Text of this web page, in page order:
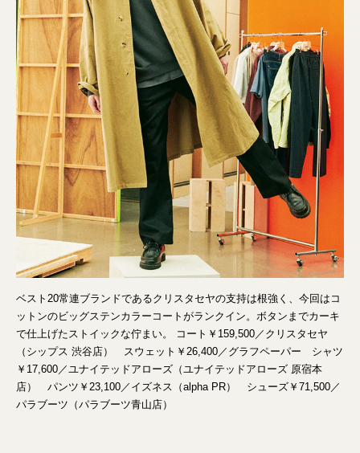
ベスト20常連ブランドであるクリスタセヤの支持は根強く、今回はコ
ットンのビッグステンカラーコートがランクイン。ボタンまでカーキ
で仕上げたストイックな佇まい。 コート￥159,500／クリスタセヤ
（シップス 渋谷店） スウェット￥26,400／グラフペーパー シャツ
￥17,600／ユナイテッドアローズ（ユナイテッドアローズ 原宿本
店） パンツ￥23,100／イズネス（alpha PR） シューズ￥71,500／
パラブーツ（パラブーツ青山店）